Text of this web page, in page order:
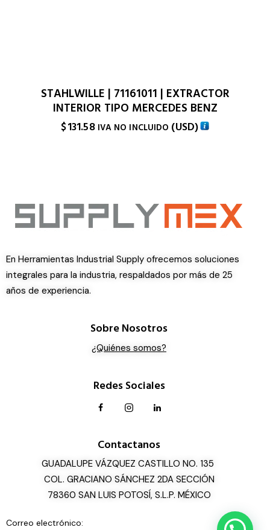
STAHLWILLE | 71161011 | EXTRACTOR
INTERIOR TIPO MERCEDES BENZ
$131.58 IVA NO INCLUIDO (USD)
En Herramientas Industrial Supply ofrecemos soluciones
integrales para la industria, respaldados por más de 25
años de experiencia.
Sobre Nosotros
¿Quiénes somos?
Redes Sociales
Contactanos
GUADALUPE VÁZQUEZ CASTILLO NO. 135
COL. GRACIANO SÁNCHEZ 2DA SECCIÓN
78360 SAN LUIS POTOSÍ, S.L.P. MÉXICO
Correo electrónico: